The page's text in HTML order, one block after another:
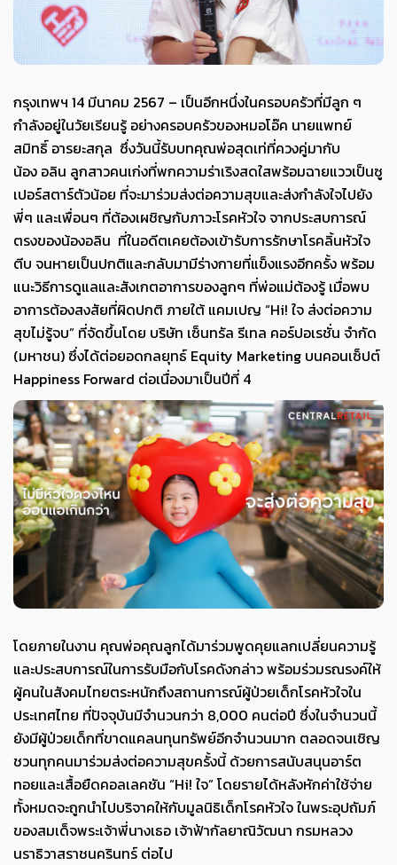
กรุงเทพฯ 14 มีนาคม 2567 – เป็นอีกหนึ่งในครอบครัวที่มีลูก ๆ
กำลังอยู่ในวัยเรียนรู้ อย่างครอบครัวของหมอโอ๊ค นายแพทย์
สมิทธิ์ อารยะสกุล ซึ่งวันนี้รับบทคุณพ่อสุดเท่ที่ควงคู่มากับ
น้อง อลิน ลูกสาวคนเก่งที่พกความร่าเริงสดใสพร้อมฉายแววเป็นซู
เปอร์สตาร์ตัวน้อย ที่จะมาร่วมส่งต่อความสุขและส่งกำลังใจไปยัง
พี่ๆ และเพื่อนๆ ที่ต้องเผชิญกับภาวะโรคหัวใจ จากประสบการณ์
ตรงของน้องอลิน ที่ในอดีตเคยต้องเข้ารับการรักษาโรคลิ้นหัวใจ
ตีบ จนหายเป็นปกติและกลับมามีร่างกายที่แข็งแรงอีกครั้ง พร้อม
แนะวิธีการดูแลและสังเกตอาการของลูกๆ ที่พ่อแม่ต้องรู้ เมื่อพบ
อาการต้องสงสัยที่ผิดปกติ ภายใต้ แคมเปญ “Hi! ใจ ส่งต่อความ
สุขไม่รู้จบ” ที่จัดขึ้นโดย บริษัท เซ็นทรัล รีเทล คอร์ปอเรชั่น จำกัด
(มหาชน) ซึ่งได้ต่อยอดกลยุทธ์ Equity Marketing บนคอนเซ็ปต์
Happiness Forward ต่อเนื่องมาเป็นปีที่ 4
โดยภายในงาน คุณพ่อคุณลูกได้มาร่วมพูดคุยแลกเปลี่ยนความรู้
และประสบการณ์ในการรับมือกับโรคดังกล่าว พร้อมร่วมรณรงค์ให้
ผู้คนในสังคมไทยตระหนักถึงสถานการณ์ผู้ป่วยเด็กโรคหัวใจใน
ประเทศไทย ที่ปัจจุบันมีจำนวนกว่า 8,000 คนต่อปี ซึ่งในจำนวนนี้
ยังมีผู้ป่วยเด็กที่ขาดแคลนทุนทรัพย์อีกจำนวนมาก ตลอดจนเชิญ
ชวนทุกคนมาร่วมส่งต่อความสุขครั้งนี้ ด้วยการสนับสนุนอาร์ต
ทอยและเสื้อยืดคอลเลคชัน “Hi! ใจ” โดยรายได้หลังหักค่าใช้จ่าย
ทั้งหมดจะถูกนำไปบริจาคให้กับมูลนิธิเด็กโรคหัวใจ ในพระอุปถัมภ์
ของสมเด็จพระเจ้าพี่นางเธอ เจ้าฟ้ากัลยาณิวัฒนา กรมหลวง
นราธิวาสราชนครินทร์ ต่อไป